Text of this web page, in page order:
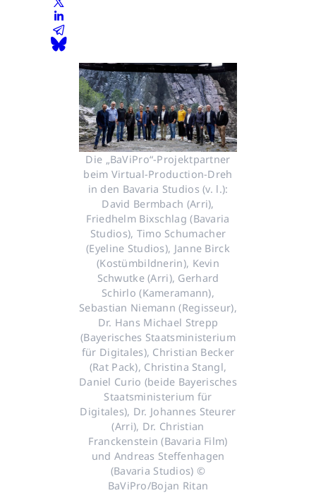
Die „BaViPro“-Projektpartner
beim Virtual-Production-Dreh
in den Bavaria Studios (v. l.):
David Bermbach (Arri),
Friedhelm Bixschlag (Bavaria
Studios), Timo Schumacher
(Eyeline Studios), Janne Birck
(Kostümbildnerin), Kevin
Schwutke (Arri), Gerhard
Schirlo (Kameramann),
Sebastian Niemann (Regisseur),
Dr. Hans Michael Strepp
(Bayerisches Staatsministerium
für Digitales), Christian Becker
(Rat Pack), Christina Stangl,
Daniel Curio (beide Bayerisches
Staatsministerium für
Digitales), Dr. Johannes Steurer
(Arri), Dr. Christian
Franckenstein (Bavaria Film)
und Andreas Steffenhagen
(Bavaria Studios) ©
BaViPro/Bojan Ritan